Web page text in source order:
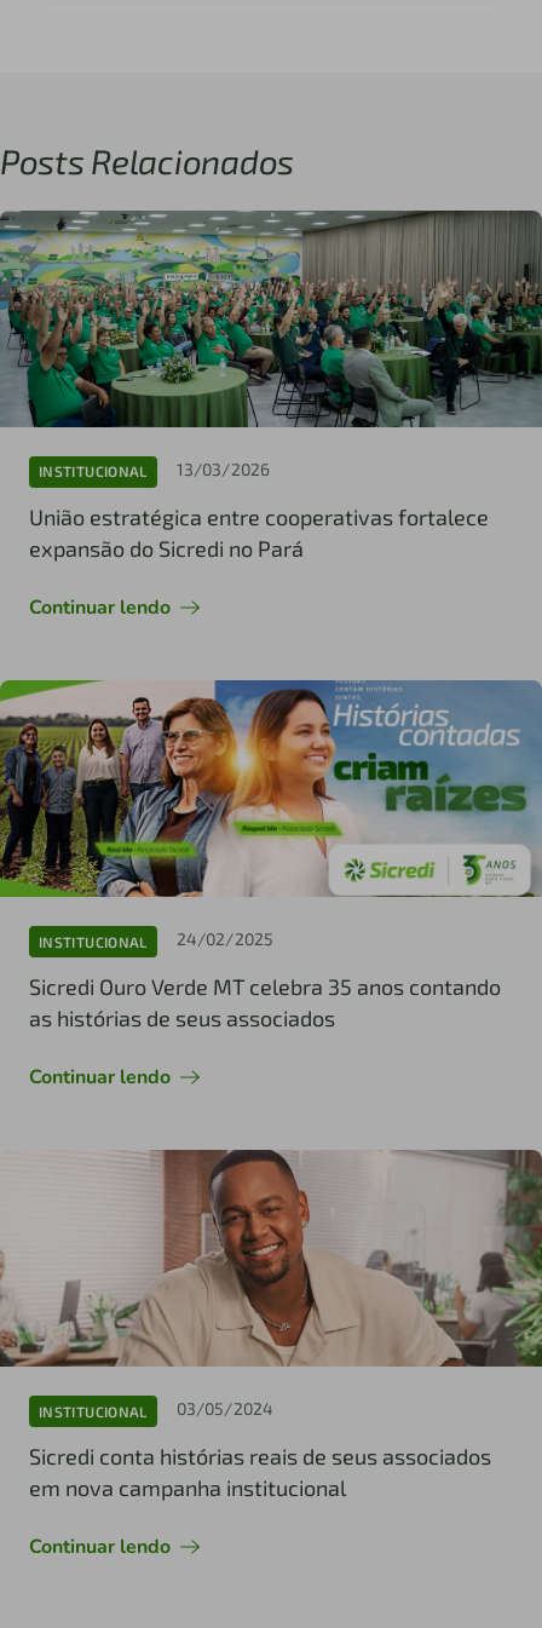
Posts Relacionados
INSTITUCIONAL 13/03/2026
União estratégica entre cooperativas fortalece
expansão do Sicredi no Pará
Continuar lendo
INSTITUCIONAL 24/02/2025
Sicredi Ouro Verde MT celebra 35 anos contando
as histórias de seus associados
Continuar lendo
INSTITUCIONAL 03/05/2024
Sicredi conta histórias reais de seus associados
em nova campanha institucional
Continuar lendo